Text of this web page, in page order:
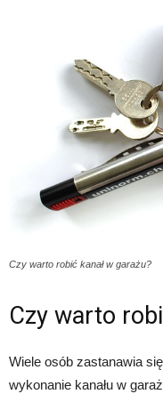
Czy warto robić kanał w garażu?
Czy warto
Wiele osób zastanawia
wykonanie kanału w